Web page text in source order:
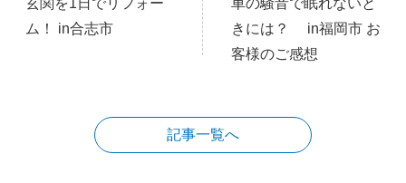
玄関を1日でリフォー
ム！ in合志市
車の騒音で眠れないと
きには？ in福岡市 お
客様のご感想
記事一覧へ